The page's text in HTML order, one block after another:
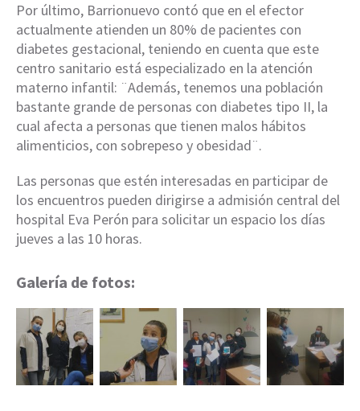
Por último, Barrionuevo contó que en el efector
actualmente atienden un 80% de pacientes con
diabetes gestacional, teniendo en cuenta que este
centro sanitario está especializado en la atención
materno infantil: ¨Además, tenemos una población
bastante grande de personas con diabetes tipo II, la
cual afecta a personas que tienen malos hábitos
alimenticios, con sobrepeso y obesidad¨.
Las personas que estén interesadas en participar de
los encuentros pueden dirigirse a admisión central del
hospital Eva Perón para solicitar un espacio los días
jueves a las 10 horas.
Galería de fotos: